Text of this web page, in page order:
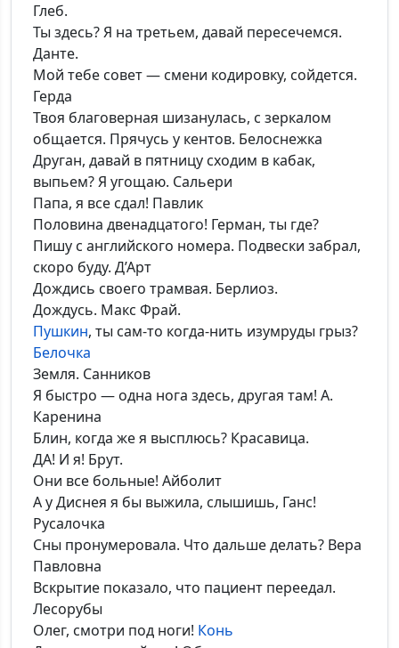
Глеб.
Ты здесь? Я на третьем, давай пересечемся.
Данте.
Мой тебе совет — смени кодировку, сойдется.
Герда
Твоя благоверная шизанулась, с зеркалом
общается. Прячусь у кентов. Белоснежка
Друган, давай в пятницу сходим в кабак,
выпьем? Я угощаю. Сальери
Папа, я все сдал! Павлик
Половина двенадцатого! Герман, ты где?
Пишу с английского номера. Подвески забрал,
скоро буду. Д’Арт
Дождись своего трамвая. Берлиоз.
Дождусь. Макс Фрай.
Пушкин, ты сам-то когда-нить изумруды грыз?
Белочка
Земля. Санников
Я быстро — одна нога здесь, другая там! А.
Каренина
Блин, когда же я высплюсь? Красавица.
ДА! И я! Брут.
Они все больные! Айболит
А у Диснея я бы выжила, слышишь, Ганс!
Русалочка
Сны пронумеровала. Что дальше делать? Вера
Павловна
Вскрытие показало, что пациент переедал.
Лесорубы
Олег, смотри под ноги! Конь